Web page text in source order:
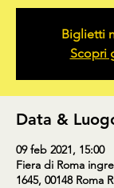
Biglietti
Scopri
Data &
09 feb 2021, 15:00
Fiera di Roma
1645, 00148 Roma